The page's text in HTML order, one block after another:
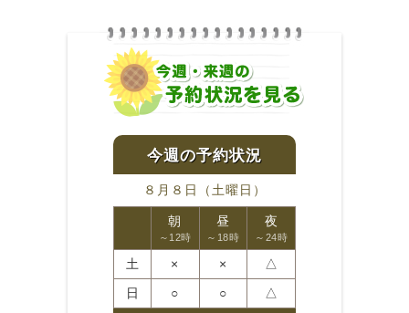
８月８日（土曜日）
朝
～12時
昼
～18時
夜
～24時
土 × ×
△
日
○ ○ △